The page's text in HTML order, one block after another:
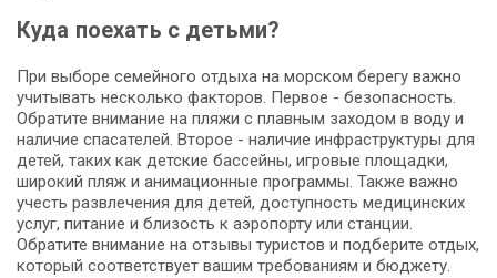
Куда поехать с детьми?
При выборе семейного отдыха на морском берегу важно
учитывать несколько факторов. Первое - безопасность.
Обратите внимание на пляжи с плавным заходом в воду и
наличие спасателей. Второе - наличие инфраструктуры для
детей, таких как детские бассейны, игровые площадки,
широкий пляж и анимационные программы. Также важно
учесть развлечения для детей, доступность медицинских
услуг, питание и близость к аэропорту или станции.
Обратите внимание на отзывы туристов и подберите отдых,
который соответствует вашим требованиям и бюджету.